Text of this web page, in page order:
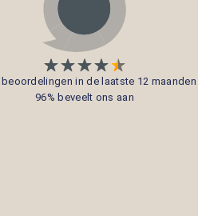
beoordelingen in de laatste 12 maanden
96% beveelt ons aan